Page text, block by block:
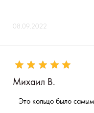
08.09.2022
Михаил В.
Это кольцо было